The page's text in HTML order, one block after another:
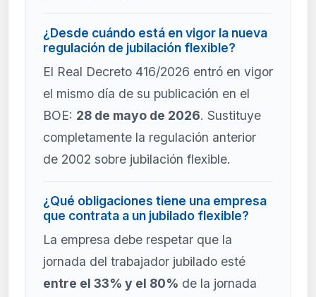
¿Desde cuándo está en vigor la nueva
regulación de jubilación flexible?
El Real Decreto 416/2026 entró en vigor
el mismo día de su publicación en el
BOE: 28 de mayo de 2026. Sustituye
completamente la regulación anterior
de 2002 sobre jubilación flexible.
¿Qué obligaciones tiene una empresa
que contrata a un jubilado flexible?
La empresa debe respetar que la
jornada del trabajador jubilado esté
entre el 33% y el 80% de la jornada